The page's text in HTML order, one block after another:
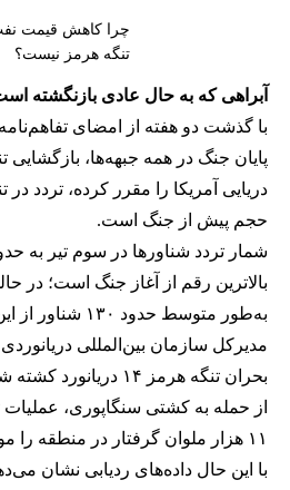
چرا کاهش قیمت
تنگه هرمز نیست؟
آبراهی که به حال عادی بازنگشته
پایان جنگ در همه جبهه‌ها، بازگشایی
دریایی آمریکا را مقرر کرده، تردد
حجم پیش از جنگ است.
بالاترین رقم از آغاز جنگ است؛ در
به‌طور متوسط حدود ۱۳۰ شناور از این مسیر عبور می‌کرد.
مدیرکل سازمان بین‌المللی دریانوردی
بحران تنگه هرمز ۱۴
۱۱ هزار ملوان گرفتار در منطقه را موقتا به حالت تعلیق درآورد.
با این حال داده‌های ردیابی نشان